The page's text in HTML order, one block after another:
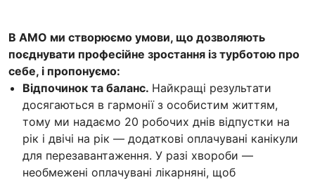
В AMO ми створюємо умови, що дозволяють
поєднувати професійне зростання із турботою про
себе, і пропонуємо:
Відпочинок та баланс. Найкращі результати
досягаються в гармонії з особистим життям,
тому ми надаємо 20 робочих днів відпустки на
рік і двічі на рік — додаткові оплачувані канікули
для перезавантаження. У разі хвороби —
необмежені оплачувані лікарняні, щоб